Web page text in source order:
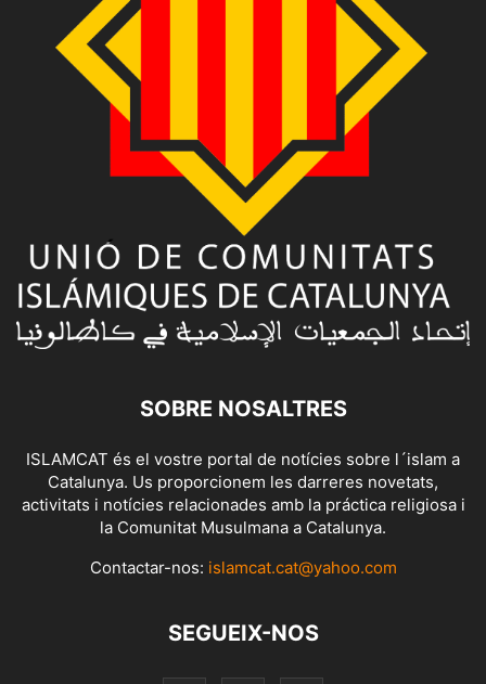
SOBRE NOSALTRES
ISLAMCAT és el vostre portal de notícies sobre l´islam a
Catalunya. Us proporcionem les darreres novetats,
activitats i notícies relacionades amb la práctica religiosa i
la Comunitat Musulmana a Catalunya.
Contactar-nos: islamcat.cat@yahoo.com
SEGUEIX-NOS